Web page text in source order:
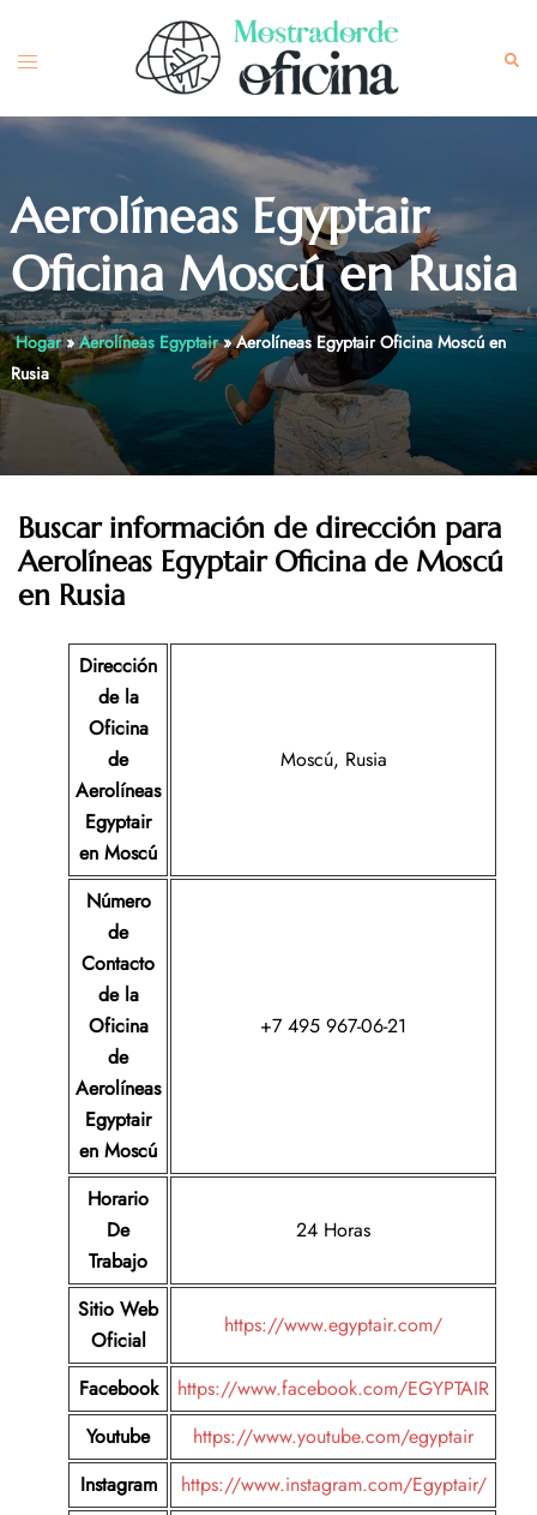
content
Toggle
Aerolíneas Egyptair
Oficina Moscú en Rusia
Hogar»Aerolíneas Egyptair»Aerolíneas Egyptair Oficina Moscú en
Rusia
Buscar información de dirección para
Aerolíneas Egyptair Oficina de Moscú
en Rusia
Dirección
de la
Oficina
de
Aerolíneas
Egyptair
en Moscú
Moscú, Rusia
Número
de
Contacto
de la
Oficina
de
Aerolíneas
Egyptair
en Moscú
+7 495 967-06-21
Horario
De
Trabajo
24 Horas
Sitio Web
Oficial
https://www.egyptair.com/
Facebook
https://www.facebook.com/EGYPTAIR
Youtube
https://www.youtube.com/egyptair
Instagram
https://www.instagram.com/Egyptair/